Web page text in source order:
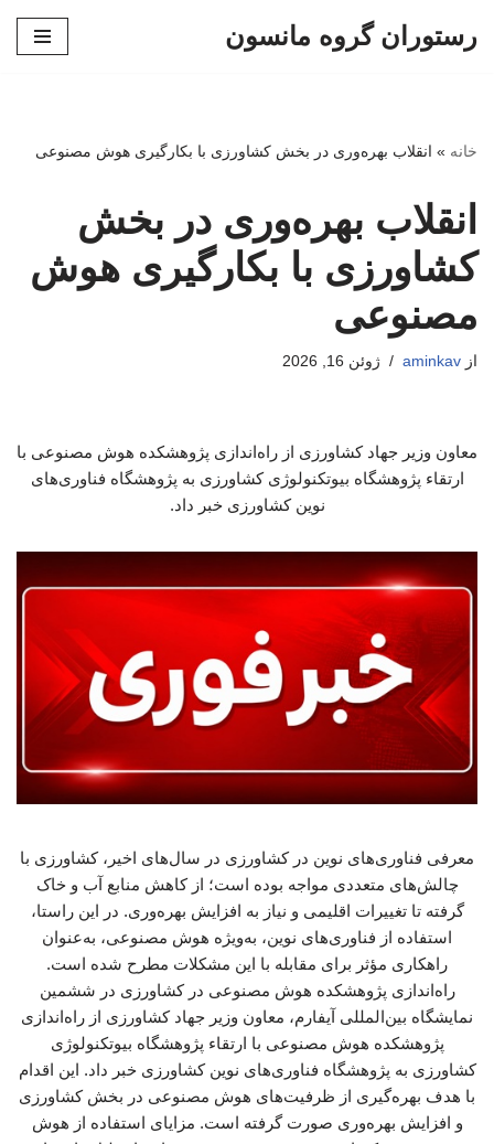
رستوران گروه مانسون
خانه » انقلاب بهره‌وری در بخش کشاورزی با بکارگیری هوش مصنوعی
انقلاب بهره‌وری در بخش
کشاورزی با بکارگیری هوش
مصنوعی
از aminkav ژوئن 16, 2026
معاون وزیر جهاد کشاورزی از راه‌اندازی پژوهشکده هوش مصنوعی با
ارتقاء پژوهشگاه بیوتکنولوژی کشاورزی به پژوهشگاه فناوری‌های
نوین کشاورزی خبر داد.
معرفی فناوری‌های نوین در کشاورزی در سال‌های اخیر، کشاورزی با
چالش‌های متعددی مواجه بوده است؛ از کاهش منابع آب و خاک
گرفته تا تغییرات اقلیمی و نیاز به افزایش بهره‌وری. در این راستا،
استفاده از فناوری‌های نوین، به‌ویژه هوش مصنوعی، به‌عنوان
راهکاری مؤثر برای مقابله با این مشکلات مطرح شده است.
راه‌اندازی پژوهشکده هوش مصنوعی در کشاورزی در ششمین
نمایشگاه بین‌المللی آیفارم، معاون وزیر جهاد کشاورزی از راه‌اندازی
پژوهشکده هوش مصنوعی با ارتقاء پژوهشگاه بیوتکنولوژی
کشاورزی به پژوهشگاه فناوری‌های نوین کشاورزی خبر داد. این اقدام
با هدف بهره‌گیری از ظرفیت‌های هوش مصنوعی در بخش کشاورزی
و افزایش بهره‌وری صورت گرفته است. مزایای استفاده از هوش